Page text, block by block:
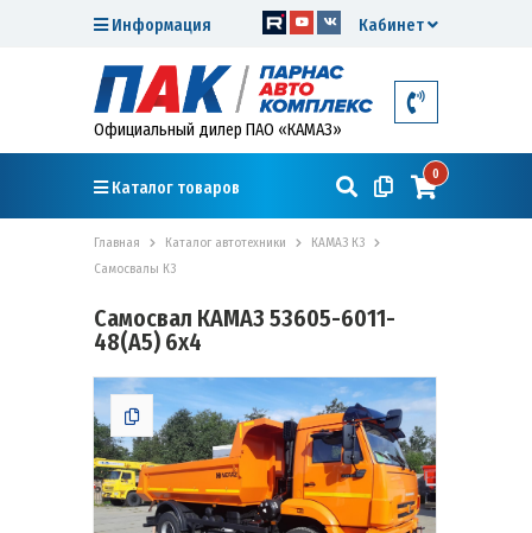
Кабинет
Информация
Официальный дилер ПАО «КАМАЗ»
Каталог товаров
0
Главная Каталог автотехники
КАМАЗ К3
Самосвалы К3
Самосвал КАМАЗ 53605-6011-
48(A5) 6х4